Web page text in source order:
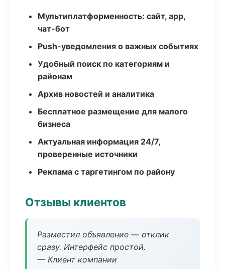
Мультиплатформенность: сайт, app,
чат-бот
Push-уведомления о важных событиях
Удобный поиск по категориям и
районам
Архив новостей и аналитика
Бесплатное размещение для малого
бизнеса
Актуальная информация 24/7,
проверенные источники
Реклама с таргетингом по району
Отзывы клиентов
Разместил объявление — отклик
сразу. Интерфейс простой.
— Клиент компании